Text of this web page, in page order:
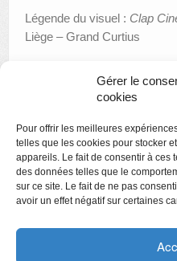
Gérer le
cookies
Pour offrir les meilleures
telles que les cookies pour stocker
appareils. Le fait de consentir à ces
des données telles que le
sur ce site. Le fait de ne pas
avoir un effet négatif sur certaines
Légende du visuel : Clap
Liège – Grand Curtius
Apéro littéraire avec Pierre
Cinémusée : Inde.
Copyright
Politique de confidentialité
Chartes des engagements des